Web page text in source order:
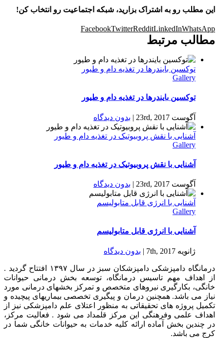
این مطلب رو به اشتراک بزارید، شبکه اجتماعیت رو انتخاب کن!
FacebookTwitterRedditLinkedInWhatsApp
مطالب مرتبط
توکسین بایندرها در تغذیه دام و طیور
Gallery
توکسین بایندرها در تغذیه دام و طیور
آگوست 23rd, 2017 | بدون ديدگاه
آشنایی با نقش پروبیوتیک‌ در تغذیه دام و طیور
Gallery
آشنایی با نقش پروبیوتیک‌ در تغذیه دام و طیور
آگوست 23rd, 2017 | بدون ديدگاه
آشنایی با انرژی قابل متابولیسم
Gallery
آشنایی با انرژی قابل متابولیسم
ژانویه 7th, 2017 | بدون ديدگاه
درمانگاه دامپزشکی دامپزشکان سبز در سال ۱۳۹۷ افتتاح گردید .
از اهداف مهم تاسیس درمانگاه، توسعه بخش درمانی حیوانات
خانگی، بکارگیری نیروهای متخصص و تمرکز بخشهای درمانی مورد
نیاز می باشد. همچنین درمان و پیگیری تخصصی بیماریهای پیچیده و
تکمیل پروژه های تحقیقاتی به منظور اعتلای علم دامپزشکی نیز از
اهداف علمی وفرهنگی این مرکز قلمداد می شود . فعالیت مرکز،
در چندین بخش آماده ارائه کلیه خدمات به حیوانات خانگی شما در
کرج می باشد.